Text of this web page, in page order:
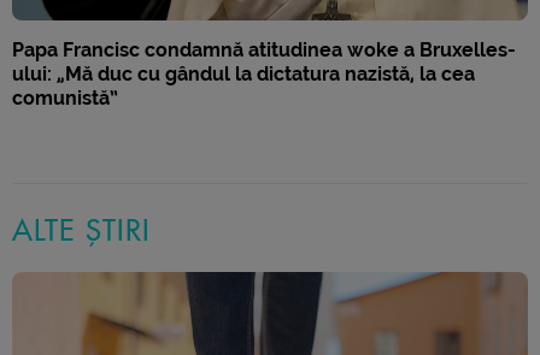
Papa Francisc condamnă atitudinea woke a Bruxelles-
ului: „Mă duc cu gândul la dictatura nazistă, la cea
comunistă”
ALTE ȘTIRI